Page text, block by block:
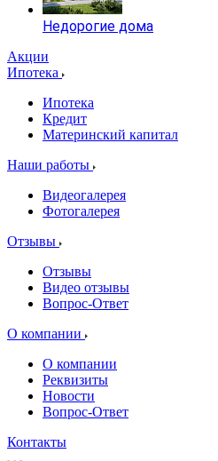
Недорогие дома
Акции
Ипотека
Ипотека
Кредит
Материнский капитал
Наши работы
Видеогалерея
Фотогалерея
Отзывы
Отзывы
Видео отзывы
Вопрос-Ответ
О компании
О компании
Реквизиты
Новости
Вопрос-Ответ
Контакты